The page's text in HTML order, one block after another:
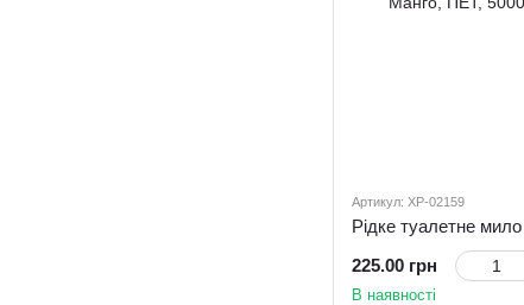
Артикул: ХР-02159
225.00 грн
В наявності